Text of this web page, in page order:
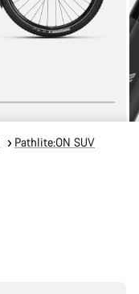
Pathlite:ON SUV